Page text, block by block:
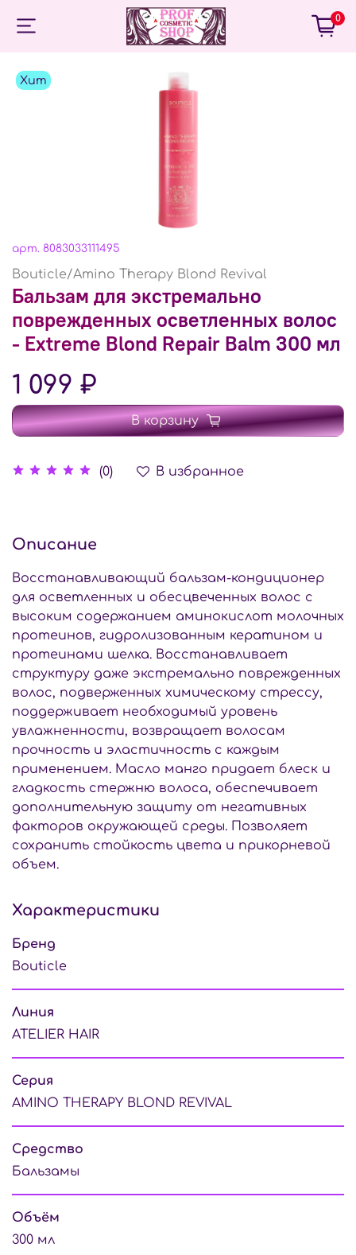
0
Хит
арт. 8083033111495
Bouticle/Amino Therapy Blond Revival
Бальзам для экстремально
поврежденных осветленных волос
- Extreme Blond Repair Balm 300 мл
(0) В избранное
1 099 ₽
В корзину
Описание
Восстанавливающий бальзам-кондиционер
для осветленных и обесцвеченных волос с
высоким содержанием аминокислот молочных
протеинов, гидролизованным кератином и
протеинами шелка. Восстанавливает
структуру даже экстремально поврежденных
волос, подверженных химическому стрессу,
поддерживает необходимый уровень
увлажненности, возвращает волосам
прочность и эластичность с каждым
применением. Масло манго придает блеск и
гладкость стержню волоса, обеспечивает
дополнительную защиту от негативных
факторов окружающей среды. Позволяет
сохранить стойкость цвета и прикорневой
объем.
Характеристики
Бренд
Bouticle
Линия
ATELIER HAIR
Серия
AMINO THERAPY BLOND REVIVAL
Средство
Бальзамы
Объём
300 мл